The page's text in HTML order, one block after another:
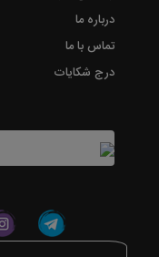
درباره ما
تماس با ما
درج شکایات